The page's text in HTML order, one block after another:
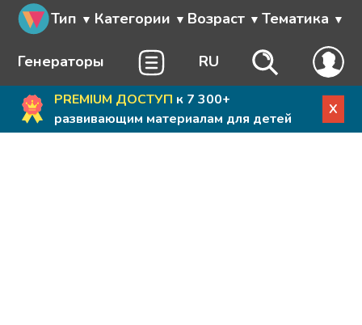
Тип Категории Возраст Тематика
Генераторы RU
PREMIUM ДОСТУП к 7 300+
развивающим материалам для детей
X